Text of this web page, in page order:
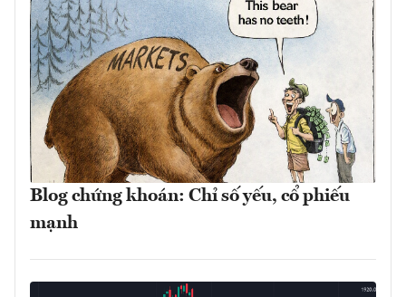
Blog chứng khoán: Chỉ số yếu, cổ phiếu
mạnh